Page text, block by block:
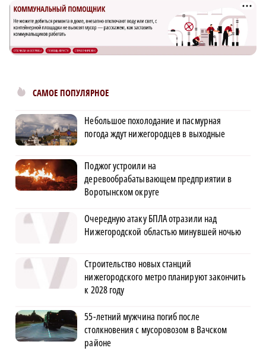
САМОЕ ПОПУЛЯРНОЕ
Небольшое похолодание и пасмурная
погода ждут нижегородцев в выходные
Поджог устроили на
деревообрабатывающем предприятии в
Воротынском округе
Очередную атаку БПЛА отразили над
Нижегородской областью минувшей ночью
Строительство новых станций
нижегородского метро планируют закончить
к 2028 году
55-летний мужчина погиб после
столкновения с мусоровозом в Вачском
районе